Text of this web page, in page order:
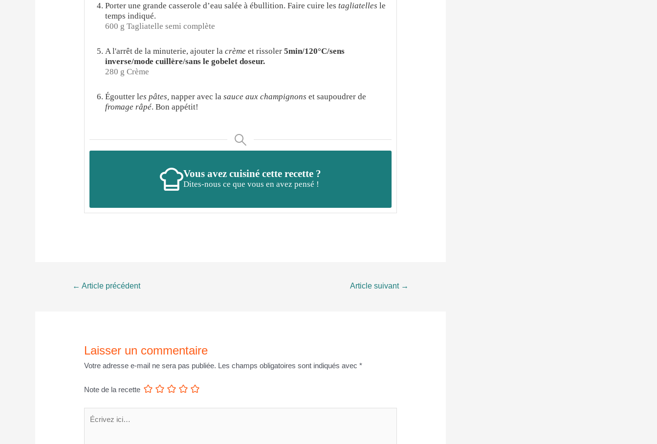
Porter une grande casserole d’eau salée à ébullition. Faire cuire lestagliatelles le
temps indiqué.
600 g Tagliatelle semi complète
A l'arrêt de la minuterie, ajouter lacrème et rissoler 5min/120°C/sens
inverse/mode cuillère/sans le gobelet doseur.
280 g Crème
Égoutter les pâtes, napper avec lasauce aux champignons et saupoudrer de
fromage râpé. Bon appétit!
Vous avez cuisiné cette recette ?
Dites-nous ce que vous en avez pensé !
Navigation
← Article précédent Article suivant →
Laisser un commentaire
Votre adresse e-mail ne sera pas publiée. Les champs obligatoires sont indiqués avec*
Note de la recette
ici…